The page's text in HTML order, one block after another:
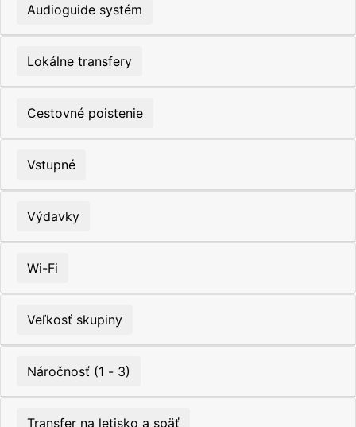
Audioguide systém
Lokálne transfery
Cestovné poistenie
Vstupné
Výdavky
Wi-Fi
Veľkosť skupiny
Náročnosť (1 - 3)
Transfer na letisko a späť